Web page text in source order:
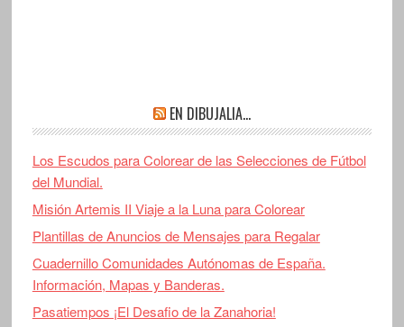
EN DIBUJALIA…
Los Escudos para Colorear de las Selecciones de Fútbol
del Mundial.
Misión Artemis II Viaje a la Luna para Colorear
Plantillas de Anuncios de Mensajes para Regalar
Cuadernillo Comunidades Autónomas de España.
Información, Mapas y Banderas.
Pasatiempos ¡El Desafio de la Zanahoria!